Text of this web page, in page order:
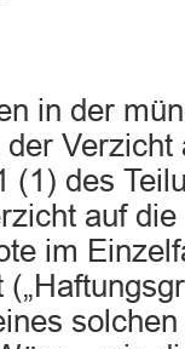
in der
(1) des
auf
im
solchen